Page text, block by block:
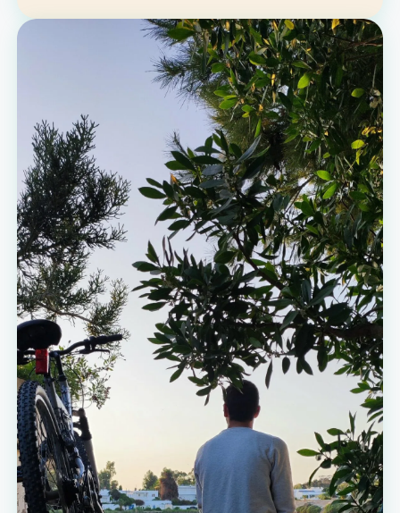
Hammamet. Durée : environ 1 h à 1 h 30
Niveau : intermédiaire Groupe : de 8 à 11
participants Tarif : 50 …